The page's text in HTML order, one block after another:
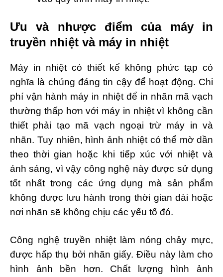
Ưu và nhược điểm của máy in
truyền nhiệt và máy in nhiệt
Máy in nhiệt có thiết kế không phức tạp có
nghĩa là chúng đáng tin cậy để hoạt động. Chi
phí vận hành máy in nhiệt để in nhãn mã vạch
thường thấp hơn với máy in nhiệt vì không cần
thiết phải tạo mã vạch ngoại trừ máy in và
nhãn. Tuy nhiên, hình ảnh nhiệt có thể mờ dần
theo thời gian hoặc khi tiếp xúc với nhiệt và
ánh sáng, vì vậy công nghệ này được sử dụng
tốt nhất trong các ứng dụng mà sản phẩm
không được lưu hành trong thời gian dài hoặc
nơi nhãn sẽ không chịu các yếu tố đó.
Công nghệ truyền nhiệt làm nóng chảy mực,
được hấp thụ bởi nhãn giấy. Điều này làm cho
hình ảnh bền hơn. Chất lượng hình ảnh